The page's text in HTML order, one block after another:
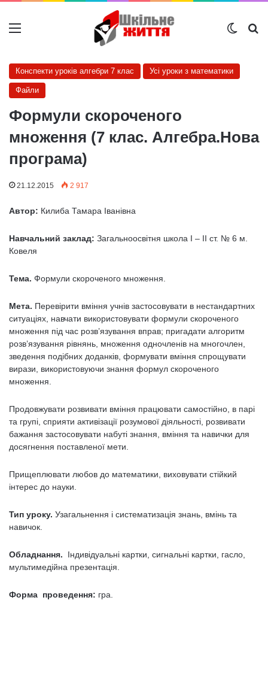
Меню
Конспекти уроків алгебри 7 клас Усі уроки з математики
Файли
Формули скороченого
множення (7 клас. Алгебра.Нова
програма)
21.12.2015 2 917
Автор: Килиба Тамара Іванівна
Навчальний заклад: Загальноосвітня школа I – II ст. № 6 м.
Ковеля
Тема. Формули скороченого множення.
Мета. Перевірити вміння учнів застосовувати в нестандартних
ситуаціях, навчати використовувати формули скороченого
множення під час розв’язування вправ; пригадати алгоритм
розв’язування рівнянь, множення одночленів на многочлен,
зведення подібних доданків, формувати вміння спрощувати
вирази, використовуючи знання формул скороченого
множення.
Продовжувати розвивати вміння працювати самостійно, в парі
та групі, сприяти активізації розумової діяльності, розвивати
бажання застосовувати набуті знання, вміння та навички для
досягнення поставленої мети.
Прищеплювати любов до математики, виховувати стійкий
інтерес до науки.
Тип уроку. Узагальнення і систематизація знань, вмінь та
навичок.
Обладнання. Індивідуальні картки, сигнальні картки, гасло,
мультимедійна презентація.
Форма проведення: гра.